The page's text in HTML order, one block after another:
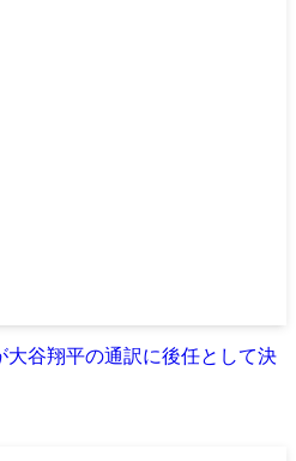
大谷翔平の通訳に後任として決